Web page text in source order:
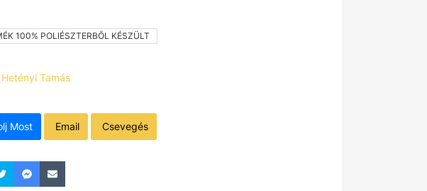
100% POLIÉSZTERBŐL KÉSZÜLT
Hetényi Tamás
Most Email Csevegés